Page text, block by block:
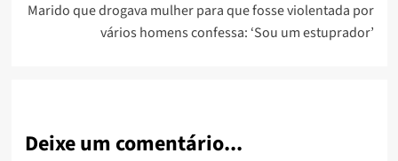
Marido que drogava mulher para que fosse violentada por
vários homens confessa: ‘Sou um estuprador’
Deixe um comentário...